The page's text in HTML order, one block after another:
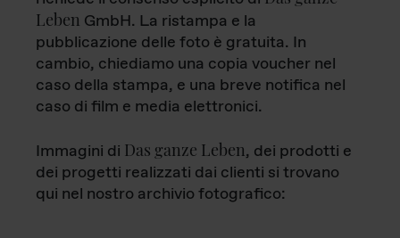
Leben GmbH. La ristampa e la
pubblicazione delle foto è gratuita. In
cambio, chiediamo una copia voucher nel
caso della stampa, e una breve notifica nel
caso di film e media elettronici.
Immagini di Das ganze Leben, dei prodotti e
dei progetti realizzati dai clienti si trovano
qui nel nostro archivio fotografico: